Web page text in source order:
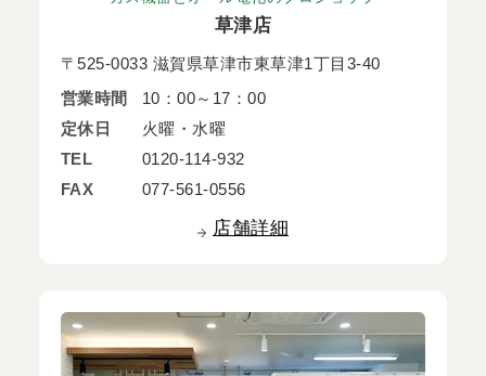
草津店
〒525-0033 滋賀県草津市東草津1丁目3-40
営業時間
10：00～17：00
定休日
火曜・水曜
TEL
0120-114-932
FAX
077-561-0556
店舗詳細